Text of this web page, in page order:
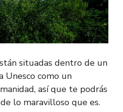
situadas dentro de un
Unesco como un
así que te podrás
lo maravilloso que es.